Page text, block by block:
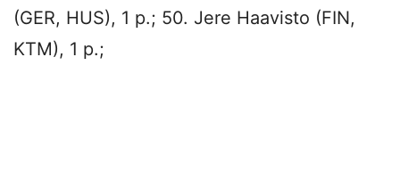
(GER, HUS), 1 p.; 50. Jere Haavisto (FIN,
KTM), 1 p.;